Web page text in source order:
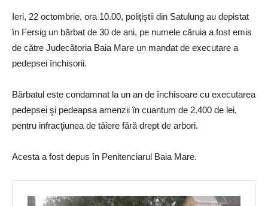
Ieri, 22 octombrie, ora 10.00, poliţiştii din Satulung au depistat
în Fersig un bărbat de 30 de ani, pe numele căruia a fost emis
de către Judecătoria Baia Mare un mandat de executare a
pedepsei închisorii.
Bărbatul este condamnat la un an de închisoare cu executarea
pedepsei şi pedeapsa amenzii în cuantum de 2.400 de lei,
pentru infracţiunea de tăiere fără drept de arbori.
Acesta a fost depus în Penitenciarul Baia Mare.